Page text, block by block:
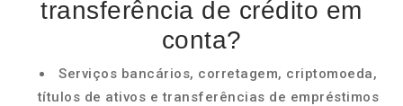
transferência de crédito em
conta?
Serviços bancários, corretagem, criptomoeda,
títulos de ativos e transferências de empréstimos